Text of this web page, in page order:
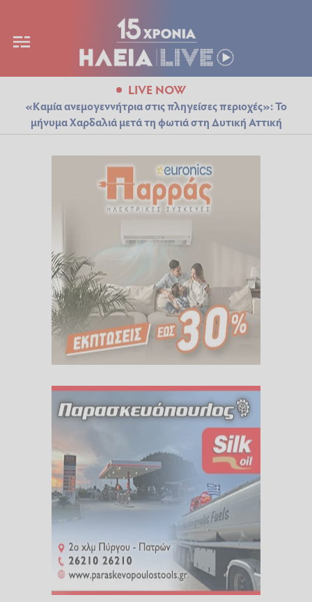
LIVE NOW
«Καμία ανεμογεννήτρια στις πληγείσες περιοχές»: Το
μήνυμα Χαρδαλιά μετά τη φωτιά στη Δυτική Αττική